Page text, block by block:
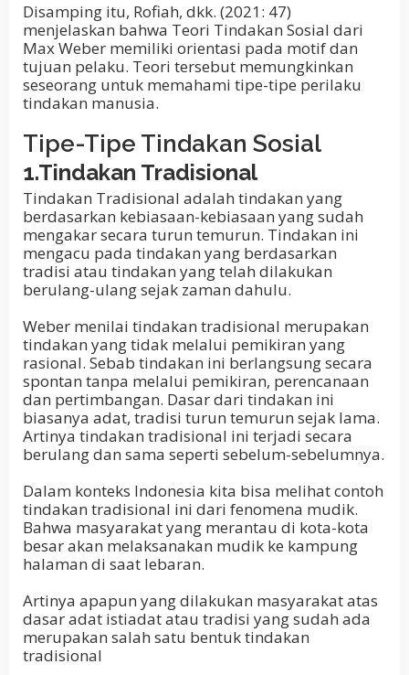
Disamping itu, Rofiah, dkk. (2021: 47)
menjelaskan bahwa Teori Tindakan Sosial dari
Max Weber memiliki orientasi pada motif dan
tujuan pelaku. Teori tersebut memungkinkan
seseorang untuk memahami tipe-tipe perilaku
tindakan manusia.
Tipe-Tipe Tindakan Sosial
1.Tindakan Tradisional
Tindakan Tradisional adalah tindakan yang
berdasarkan kebiasaan-kebiasaan yang sudah
mengakar secara turun temurun. Tindakan ini
mengacu pada tindakan yang berdasarkan
tradisi atau tindakan yang telah dilakukan
berulang-ulang sejak zaman dahulu.
Weber menilai tindakan tradisional merupakan
tindakan yang tidak melalui pemikiran yang
rasional. Sebab tindakan ini berlangsung secara
spontan tanpa melalui pemikiran, perencanaan
dan pertimbangan. Dasar dari tindakan ini
biasanya adat, tradisi turun temurun sejak lama.
Artinya tindakan tradisional ini terjadi secara
berulang dan sama seperti sebelum-sebelumnya.
Dalam konteks Indonesia kita bisa melihat contoh
tindakan tradisional ini dari fenomena mudik.
Bahwa masyarakat yang merantau di kota-kota
besar akan melaksanakan mudik ke kampung
halaman di saat lebaran.
Artinya apapun yang dilakukan masyarakat atas
dasar adat istiadat atau tradisi yang sudah ada
merupakan salah satu bentuk tindakan
tradisional